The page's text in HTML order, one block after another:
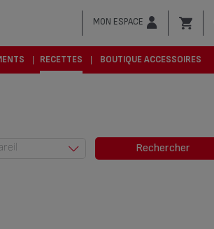
MON ESPACE
RECETTES BOUTIQUE ACCESSOIRES
Rechercher